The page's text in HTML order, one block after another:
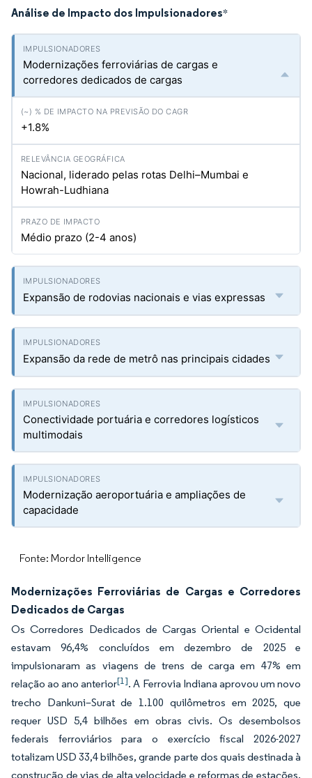
Análise de Impacto dos Impulsionadores*
Modernizações ferroviárias de cargas e
corredores dedicados de cargas
+1.8%
Nacional, liderado pelas rotas Delhi–Mumbai e
Howrah-Ludhiana
Médio prazo (2-4 anos)
Expansão de rodovias nacionais e vias expressas
Expansão da rede de metrô nas principais cidades
Conectividade portuária e corredores logísticos
multimodais
Modernização aeroportuária e ampliações de
capacidade
Fonte: Mordor Intelligence
Modernizações Ferroviárias de Cargas e Corredores
Dedicados de Cargas
Os Corredores Dedicados de Cargas Oriental e Ocidental
estavam 96,4% concluídos em dezembro de 2025 e
impulsionaram as viagens de trens de carga em 47% em
relação ao ano anterior[1]. A Ferrovia Indiana aprovou um novo
trecho Dankuni–Surat de 1.100 quilômetros em 2025, que
requer USD 5,4 bilhões em obras civis. Os desembolsos
federais ferroviários para o exercício fiscal 2026-2027
totalizam USD 33,4 bilhões, grande parte dos quais destinada à
construção de vias de alta velocidade e reformas de estações.